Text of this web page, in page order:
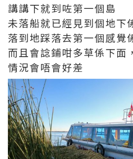
講講下就到咗第一個島
未落船就已經見到個地下
落到地踩落去第一個感覺
而且會諗鋪咁多草係下面
情況會唔會好差